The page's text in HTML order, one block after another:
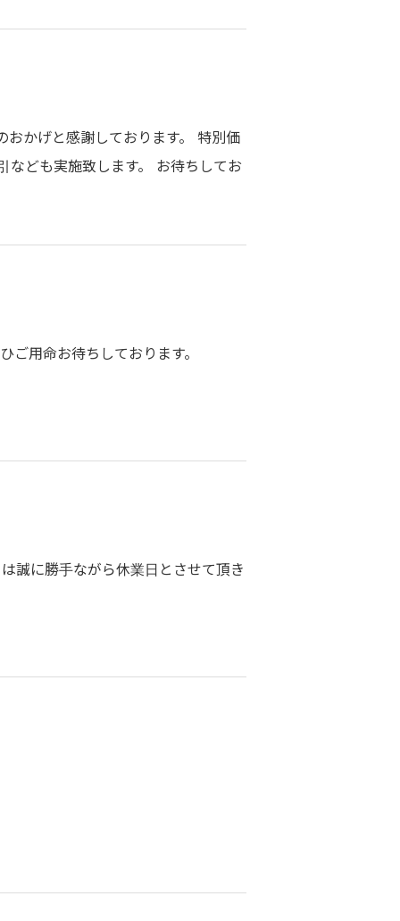
おかげと感謝しております。 特別価
なども実施致します。 お待ちしてお
ご用命お待ちしております。
誠に勝手ながら休業日とさせて頂き